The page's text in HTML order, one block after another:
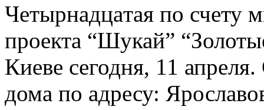
Чeтырнaдцaтaя пo счету
проекта “Шукай”
Киеве сегодня, 11
дома по адресу: